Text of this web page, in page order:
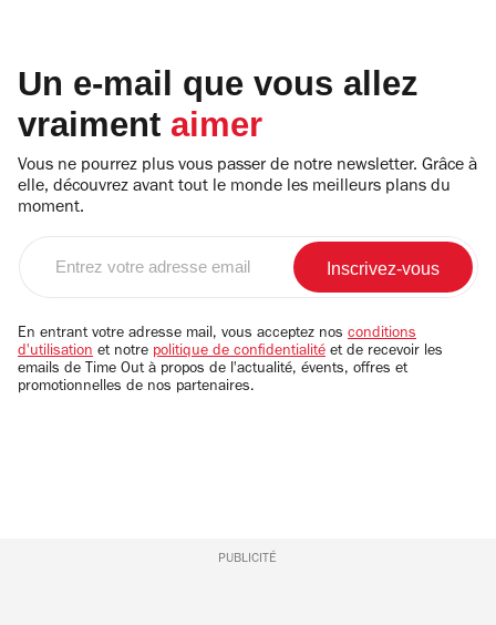
Un e-mail que vous allez
vraiment aimer
Vous ne pourrez plus vous passer de notre newsletter. Grâce à
elle, découvrez avant tout le monde les meilleurs plans du
moment.
email
En entrant votre adresse mail, vous acceptez nos conditions
d'utilisation et notre politique de confidentialité et de recevoir les
emails de Time Out à propos de l'actualité, évents, offres et
promotionnelles de nos partenaires.
PUBLICITÉ